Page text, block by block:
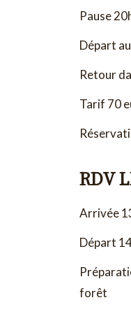
Pause
Départ
Retour
Tarif 70
RDV
Arrivée
Départ
forêt